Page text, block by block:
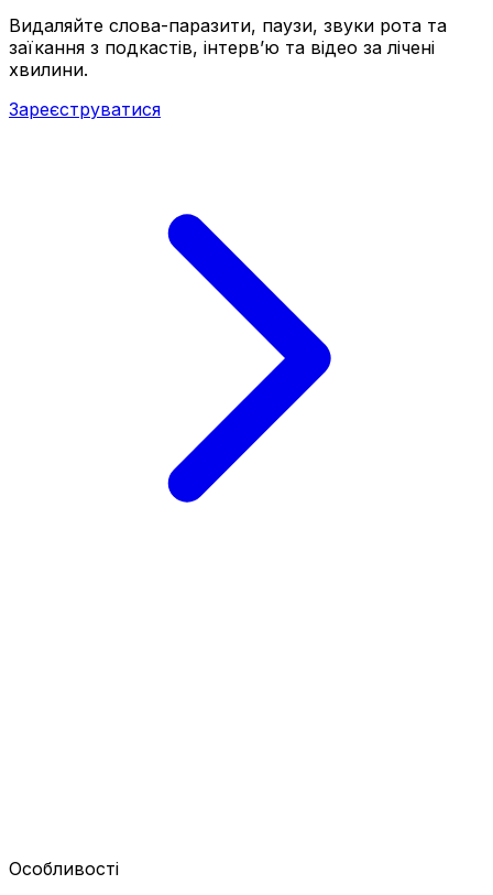
Видаляйте слова-паразити, паузи, звуки рота та
заїкання з подкастів, інтерв’ю та відео за лічені
хвилини.
Зареєструватися
Особливості